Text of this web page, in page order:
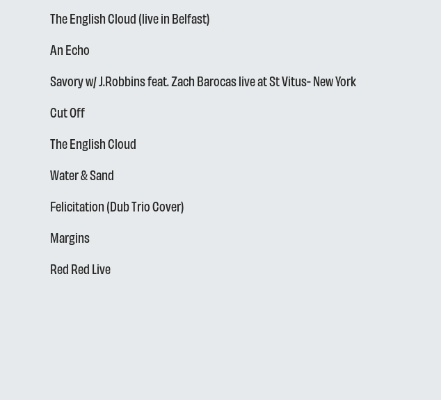
The English Cloud (live in Belfast)
An Echo
Savory w/ J.Robbins feat. Zach Barocas live at St Vitus- New York
Cut Off
The English Cloud
Water & Sand
Felicitation (Dub Trio Cover)
Margins
Red Red Live